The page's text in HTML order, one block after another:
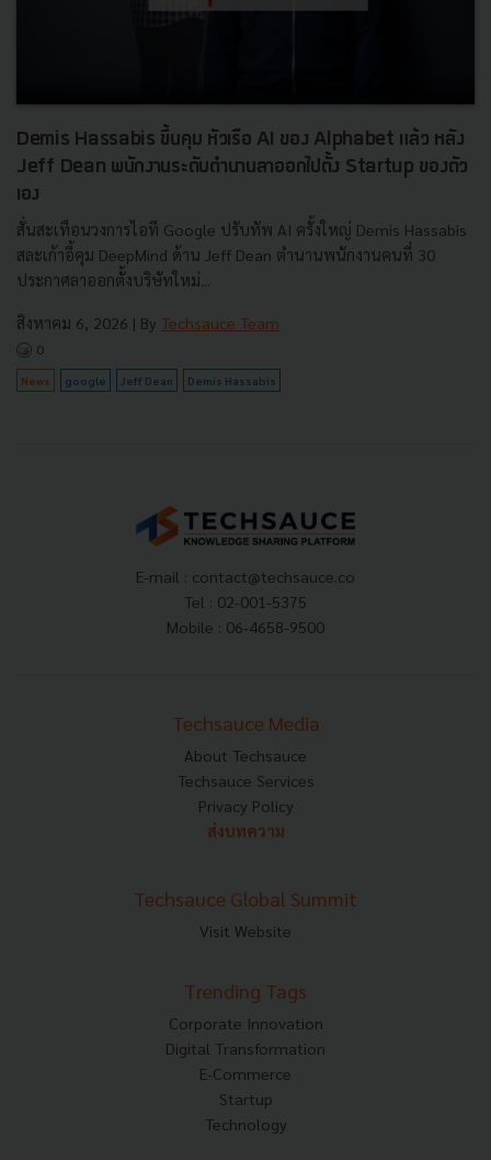
Demis Hassabis ขึ้นคุม หัวเรือ AI ของ Alphabet แล้ว หลัง
Jeff Dean พนักงานระดับตำนานลาออกไปตั้ง Startup ของตัว
เอง
สั่นสะเทือนวงการไอที Google ปรับทัพ AI ครั้งใหญ่ Demis Hassabis
สละเก้าอี้คุม DeepMind ด้าน Jeff Dean ตำนานพนักงานคนที่ 30
ประกาศลาออกตั้งบริษัทใหม่...
สิงหาคม 6, 2026 | By Techsauce Team
0
News google Jeff Dean Demis Hassabis
E-mail : contact@techsauce.co
Tel : 02-001-5375
Mobile : 06-4658-9500
Techsauce Media
About Techsauce
Techsauce Services
Privacy Policy
ส่งบทความ
Techsauce Global Summit
Visit Website
Trending Tags
Corporate Innovation
Digital Transformation
E-Commerce
Startup
Technology